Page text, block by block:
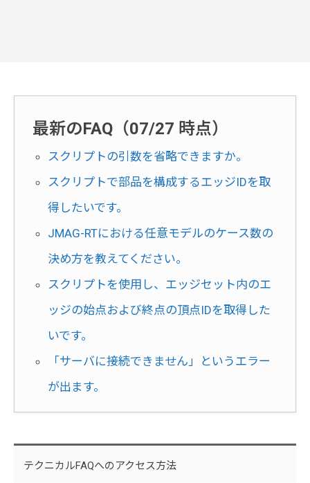
最新のFAQ（07/27 時点）
スクリプトの引数を省略できますか。
スクリプトで部品を構成するエッジIDを取
得したいです。
JMAG-RTにおける任意モデルのケース数の
決め方を教えてください。
スクリプトを使用し、エッジセット内のエ
ッジの始点および終点の頂点IDを取得した
いです。
「サーバに接続できません」というエラー
が出ます。
テクニカルFAQへのアクセス方法